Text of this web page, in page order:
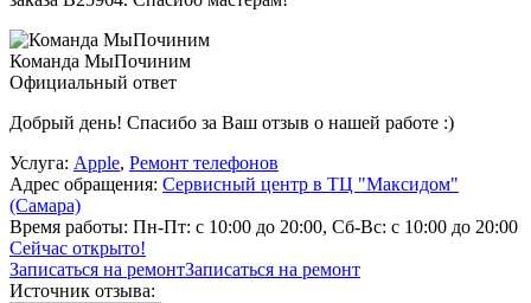
Команда МыПочиним
Официальный ответ
Добрый день! Спасибо за Ваш отзыв о нашей работе :)
Услуга: Apple, Ремонт телефонов
Адрес обращения: Сервисный центр в ТЦ "Максидом"
(Самара)
Время работы: Пн-Пт: с 10:00 до 20:00, Сб-Вс: с 10:00 до 20:00
Сейчас открыто!
Записаться на ремонтЗаписаться на ремонт
Источник отзыва: